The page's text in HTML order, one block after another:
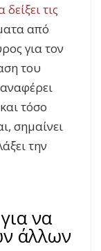
τις
από
για τον
του
τόσο
σημαίνει
την
να
άλλων